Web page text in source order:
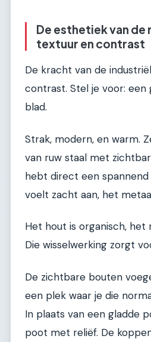
De esthetiek van de
textuur en contrast
De kracht van de
contrast. Stel je voor: een
blad.
Strak, modern, en warm.
van ruw staal met
hebt direct een
voelt zacht aan, het
Het hout is organisch, het
Die wisselwerking zorgt
De zichtbare bouten
een plek waar je die
In plaats van een gladde
poot met reliëf. De